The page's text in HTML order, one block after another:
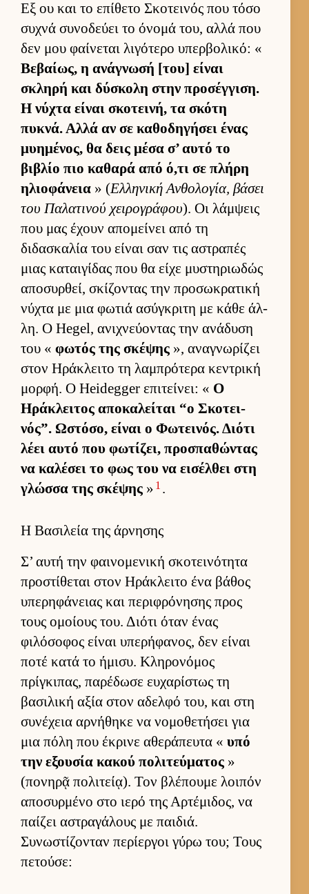
Εξ ου και το επίθετο Σκοτει­νός που τόσο
συχνά συνοδεύει το όνομά του, αλλά που
δεν μου φαί­νεται λιγότερο υπερ­βολικό: «
Βεβαί­ως, η ανάγνωσή [του] εί­ναι
σκληρή και δύσκολη στην προσέγ­γιση.
Η νύχτα εί­ναι σκοτει­νή, τα σκότη
πυκνά. Αλλά αν σε καθοδηγήσει ένας
μυημένος, θα δεις μέσα σ’ αυτό το
βιβλίο πιο καθαρά από ό,τι σε πλήρη
ηλιο­φάνεια » (Ελ­ληνική Αν­θολογία, βάσει
του Παλατινού χει­ρογράφου). Οι λάμ­ψεις
που μας έχουν απομεί­νει από τη
διδασκαλία του εί­ναι σαν τις αστραπές
μιας καται­γίδας που θα είχε μυστηριω­δώς
αποσυρ­θεί, σκίζοντας την προσωκρατική
νύχτα με μια φωτιά ασύγκριτη με κάθε άλ­
λη. Ο Hegel, ανιχνεύ­οντας την ανάδυση
του « φωτός της σκέψης », αναγνωρίζει
στον Ηράκλειτο τη λαμπρότερα κεντρική
μορ­φή. Ο Heidegger επιτεί­νει: « Ο
Ηράκλει­τος αποκαλεί­ται “ο Σκοτει­
νός”. Ωστόσο, εί­ναι ο Φωτει­νός. Διότι
λέει αυτό που φωτίζει, προσπαθώντας
να καλέσει το φως του να ει­σέλ­θει στη
γλώσσα της σκέψης » 1 .
Η Βασιλεία της άρνησης
Σ’ αυτή την φαι­νομενική σκοτει­νότητα
προστίθεται στον Ηράκλειτο ένα βάθος
υπερηφάνειας και περιφρόνησης προς
τους ομοί­ους του. Διότι όταν ένας
φιλόσοφος εί­ναι υπερήφανος, δεν εί­ναι
ποτέ κατά το ήμισυ. Κληρονόμος
πρίγκιπας, παρέδωσε ευ­χαρίστως τη
βασιλική αξία στον αδελφό του, και στη
συνέχεια αρ­νήθηκε να νομοθετήσει για
μια πόλη που έκρινε αθεράπευτα « υπό
την εξου­σία κακού πολιτεύ­ματος »
(πονηρᾷ πολιτεί­ᾳ). Τον βλέπουμε λοι­πόν
αποσυρ­μένο στο ιερό της Αρ­τέμιδος, να
παί­ζει αστραγάλους με παι­διά.
Συνωστίζονταν περίερ­γοι γύρω του; Τους
πετού­σε: